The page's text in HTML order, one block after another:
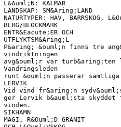
L&Auml;N: KALMAR
LANDSKAP: SM&Aring;LAND
NATURTYPER: HAV, BARRSKOG,
BERG/BLOCKMARK
ENTR&Eacute;ER OCH
UTFLYKTSM&Aring;L
P&aring; &ouml;n finns tre
vindriktningen
avg&ouml;r var
Vandringsleden
runt &ouml;n passerar
LERVIK
Vid vind fr&aring;n
ger Lervik b&auml;sta skyddet
vinden.
SIKHAMN
MAGI, R&Ouml;D GRANIT